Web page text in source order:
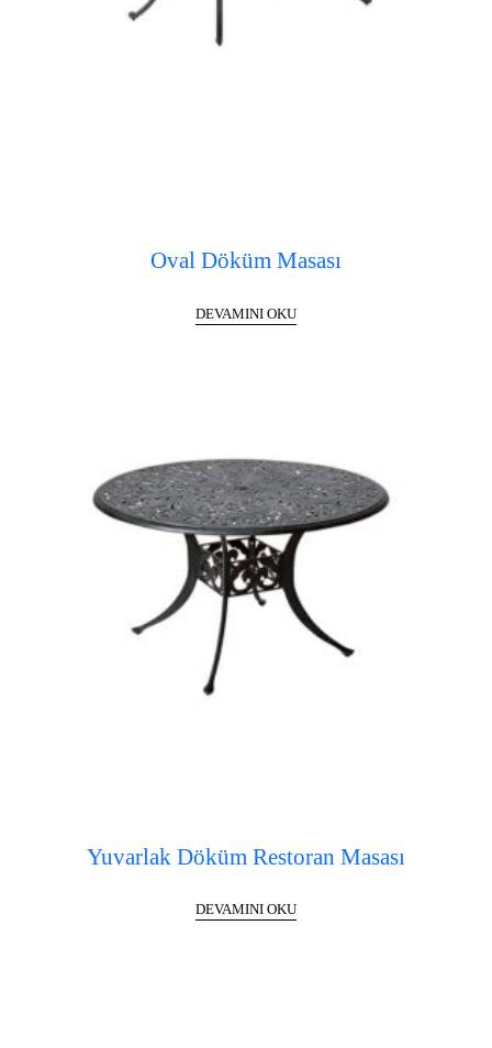
Oval Döküm Masası
DEVAMINI OKU
Yuvarlak Döküm Restoran Masası
DEVAMINI OKU